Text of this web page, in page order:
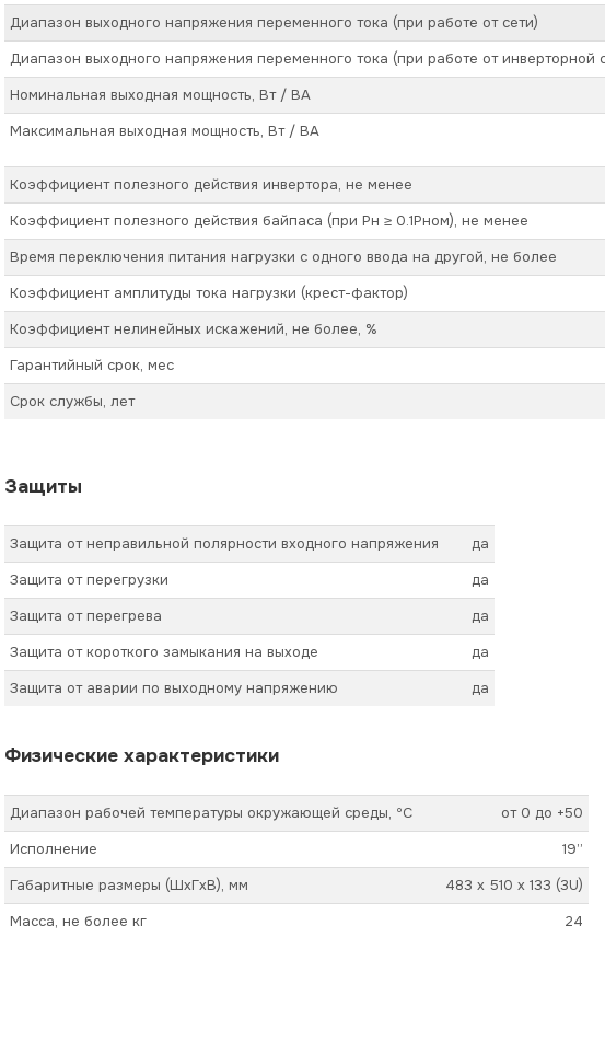
Диапазон выходного напряжения переменного тока (при работе от сети)
Диапазон выходного напряжения переменного тока (при работе от инверторной
Номинальная выходная мощность, Вт / ВА
Максимальная выходная мощность, Вт / ВА
Коэффициент полезного действия инвертора, не менее
Коэффициент полезного действия байпаса (при Pн ≥ 0.1Pном), не менее
Время переключения питания нагрузки с одного ввода на другой, не более
Коэффициент амплитуды тока нагрузки (крест-фактор)
Коэффициент нелинейных искажений, не более, %
Гарантийный срок, мес
Срок службы, лет
Защиты
Защита от неправильной полярности входного напряжения
да
Защита от перегрузки
да
Защита от перегрева
да
Защита от короткого замыкания на выходе
да
Защита от аварии по выходному напряжению
да
Физические характеристики
Диапазон рабочей температуры окружающей среды, ºС
от 0 до +50
Исполнение
19”
Габаритные размеры (ШхГхВ), мм
483 х 510 х 133 (3U)
Масса, не более кг
24